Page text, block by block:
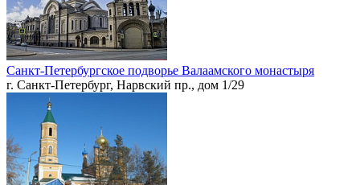
Санкт-Петербургское подворье Валаамского монастыря
г. Санкт-Петербург, Нарвский пр., дом 1/29